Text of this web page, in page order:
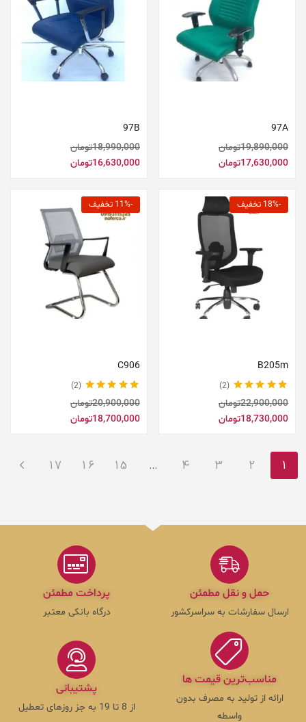
97A
19,890,000تومان
17,630,000تومان
97B
18,990,000تومان
16,630,000تومان
-18% تخفیف
B205m
2
22,900,000تومان
18,730,000تومان
-11% تخفیف
C906
2
20,900,000تومان
18,700,000تومان
1
2
3
4
…
15
16
17
حمل و نقل مطمئن
ارسال سفارشات به سراسرکشور
پرداخت مطمئن
درگاه بانکی معتبر
مناسب‌ترین قیمت ها
ارائه از تولید به مصرف بدون
واسطه
پشتیبانی
از 8 تا 19 به جز روزهای تعطیل